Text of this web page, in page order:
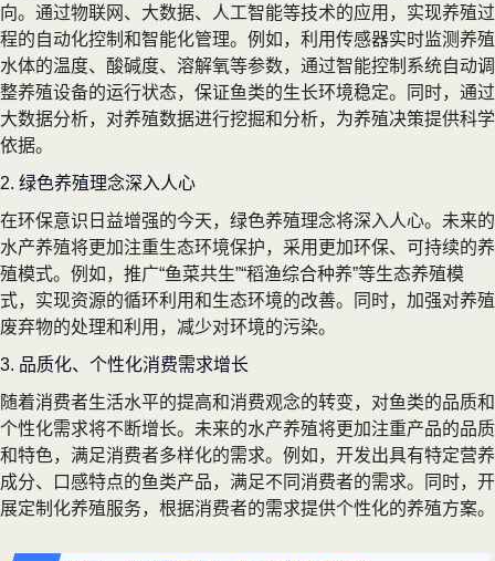
向。通过物联网、大数据、人工智能等技术的应用，实现养殖过
程的自动化控制和智能化管理。例如，利用传感器实时监测养殖
水体的温度、酸碱度、溶解氧等参数，通过智能控制系统自动调
整养殖设备的运行状态，保证鱼类的生长环境稳定。同时，通过
大数据分析，对养殖数据进行挖掘和分析，为养殖决策提供科学
依据。
2. 绿色养殖理念深入人心
在环保意识日益增强的今天，绿色养殖理念将深入人心。未来的
水产养殖将更加注重生态环境保护，采用更加环保、可持续的养
殖模式。例如，推广“鱼菜共生”“稻渔综合种养”等生态养殖模
式，实现资源的循环利用和生态环境的改善。同时，加强对养殖
废弃物的处理和利用，减少对环境的污染。
3. 品质化、个性化消费需求增长
随着消费者生活水平的提高和消费观念的转变，对鱼类的品质和
个性化需求将不断增长。未来的水产养殖将更加注重产品的品质
和特色，满足消费者多样化的需求。例如，开发出具有特定营养
成分、口感特点的鱼类产品，满足不同消费者的需求。同时，开
展定制化养殖服务，根据消费者的需求提供个性化的养殖方案。